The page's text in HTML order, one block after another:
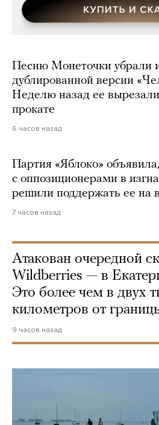
Песню Монеточки убрали
дублированной версии
Неделю назад ее
прокате
6 часов назад
Партия «Яблоко»
с оппозиционерами в
решили поддержать ее на
7 часов назад
Атакован очередной
Wildberries — в
Это более чем в двух
километров от
9 часов назад